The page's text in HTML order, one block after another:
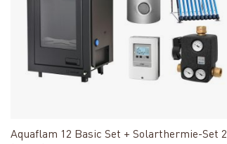
Aquaflam 12 Basic Set + Solarthermie-Set 2